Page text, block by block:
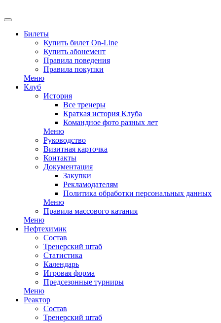
Билеты
Купить билет On-Line
Купить абонемент
Правила поведения
Правила покупки
Меню
Клуб
История
Все тренеры
Краткая история Клуба
Командное фото разных лет
Меню
Руководство
Визитная карточка
Контакты
Документация
Закупки
Рекламодателям
Политика обработки персональных данных
Меню
Правила массового катания
Меню
Нефтехимик
Состав
Тренерский штаб
Статистика
Календарь
Игровая форма
Предсезонные турниры
Меню
Реактор
Состав
Тренерский штаб